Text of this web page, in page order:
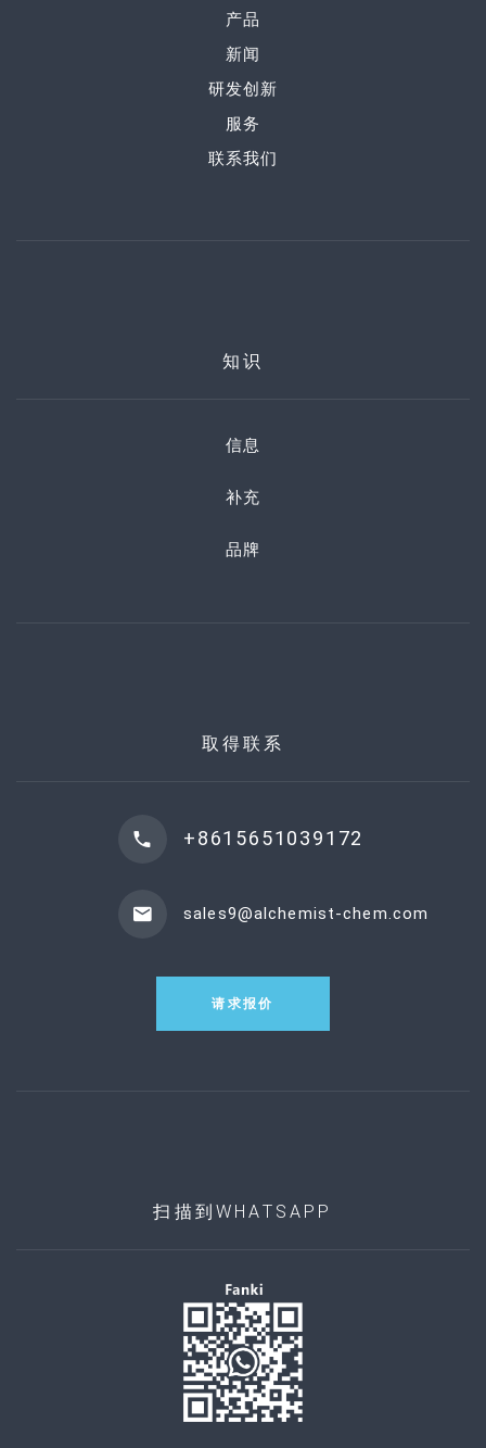
产品
新闻
研发创新
服务
联系我们
知识
信息
补充
品牌
取得联系
+8615651039172
sales9@alchemist-chem.com
请求报价
扫描到WHATSAPP